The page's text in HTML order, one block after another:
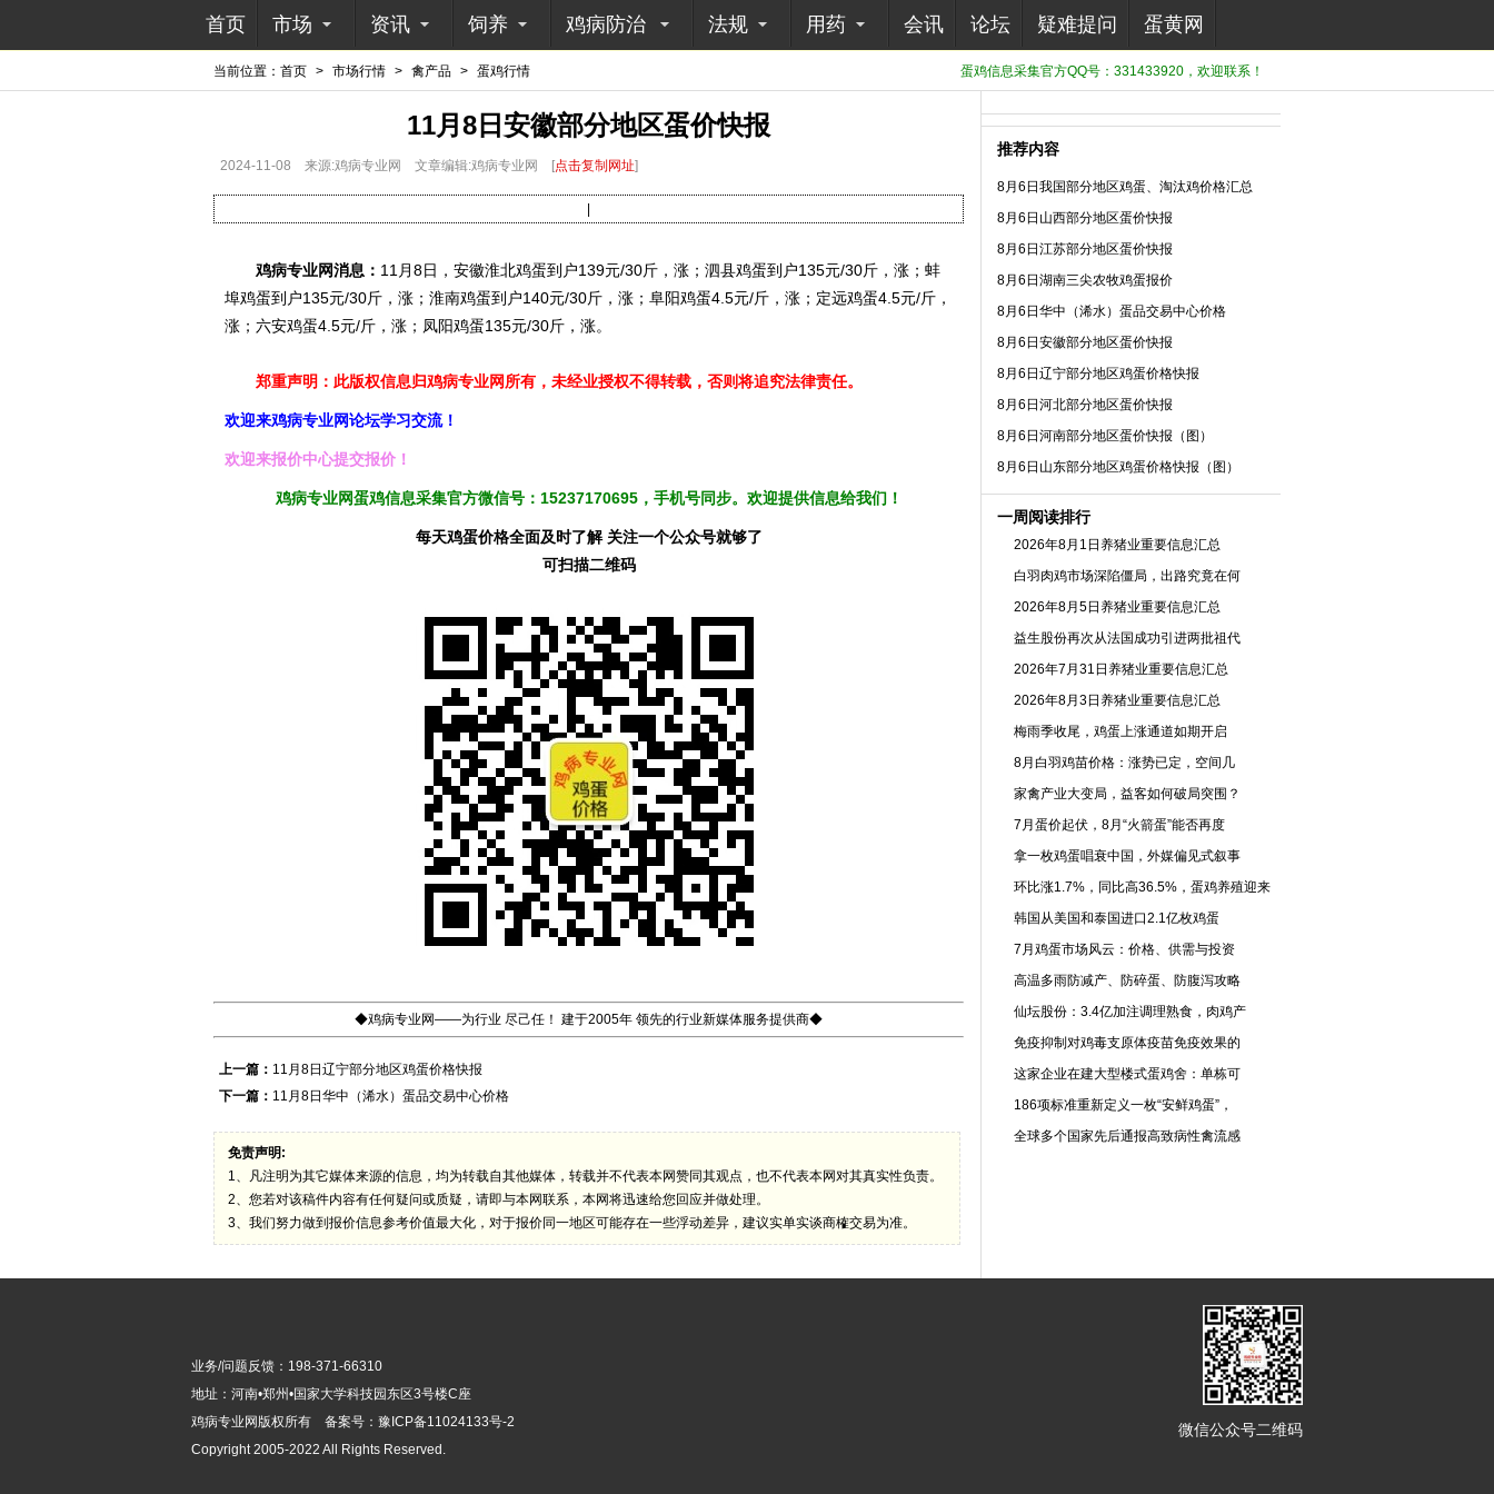
首页 市场 资讯 饲养 鸡病防治 法规 用药 会讯 论坛 疑难提问 蛋黄网
蛋鸡信息采集官方QQ号：331433920，欢迎联系！
当前位置： 首页 > 市场行情 > 禽产品 > 蛋鸡行情
11月8日安徽部分地区蛋价快报
2024-11-08 来源:鸡病专业网 文章编辑:鸡病专业网 [点击复制网址]
鸡病专业网消息： 11月8日，安徽淮北鸡蛋到户139元/30斤，涨；泗县鸡蛋到户135元/30斤，涨；蚌
埠鸡蛋到户135元/30斤，涨；淮南鸡蛋到户140元/30斤，涨；阜阳鸡蛋4.5元/斤，涨；定远鸡蛋4.5元/斤，
涨；六安鸡蛋4.5元/斤，涨；凤阳鸡蛋135元/30斤，涨。
郑重声明：此版权信息归鸡病专业网所有，未经业授权不得转载，否则将追究法律责任。
欢迎来鸡病专业网论坛学习交流！
欢迎来报价中心提交报价！
鸡病专业网蛋鸡信息采集官方微信号：15237170695，手机号同步。欢迎提供信息给我们！
每天鸡蛋价格全面及时了解 关注一个公众号就够了
可扫描二维码
◆鸡病专业网——为行业 尽己任！ 建于2005年 领先的行业新媒体服务提供商◆
上一篇： 11月8日辽宁部分地区鸡蛋价格快报
下一篇： 11月8日华中（浠水）蛋品交易中心价格
免责声明:
1、凡注明为其它媒体来源的信息，均为转载自其他媒体，转载并不代表本网赞同其观点，也不代表本网对其真实性负责。
2、您若对该稿件内容有任何疑问或质疑，请即与本网联系，本网将迅速给您回应并做处理。
3、我们努力做到报价信息参考价值最大化，对于报价同一地区可能存在一些浮动差异，建议实单实谈商榷交易为准。
推荐内容
8月6日我国部分地区鸡蛋、淘汰鸡价格汇总
8月6日山西部分地区蛋价快报
8月6日江苏部分地区蛋价快报
8月6日湖南三尖农牧鸡蛋报价
8月6日华中（浠水）蛋品交易中心价格
8月6日安徽部分地区蛋价快报
8月6日辽宁部分地区鸡蛋价格快报
8月6日河北部分地区蛋价快报
8月6日河南部分地区蛋价快报（图）
8月6日山东部分地区鸡蛋价格快报（图）
一周阅读排行
2026年8月1日养猪业重要信息汇总
白羽肉鸡市场深陷僵局，出路究竟在何
2026年8月5日养猪业重要信息汇总
益生股份再次从法国成功引进两批祖代
2026年7月31日养猪业重要信息汇总
2026年8月3日养猪业重要信息汇总
梅雨季收尾，鸡蛋上涨通道如期开启
8月白羽鸡苗价格：涨势已定，空间几
家禽产业大变局，益客如何破局突围？
7月蛋价起伏，8月“火箭蛋”能否再度
拿一枚鸡蛋唱衰中国，外媒偏见式叙事
环比涨1.7%，同比高36.5%，蛋鸡养殖迎来
韩国从美国和泰国进口2.1亿枚鸡蛋
7月鸡蛋市场风云：价格、供需与投资
高温多雨防减产、防碎蛋、防腹泻攻略
仙坛股份：3.4亿加注调理熟食，肉鸡产
免疫抑制对鸡毒支原体疫苗免疫效果的
这家企业在建大型楼式蛋鸡舍：单栋可
186项标准重新定义一枚“安鲜鸡蛋”，
全球多个国家先后通报高致病性禽流感
微信公众号二维码
业务/问题反馈：198-371-66310
地址：河南•郑州•国家大学科技园东区3号楼C座
鸡病专业网版权所有 备案号： 豫ICP备11024133号-2
Copyright 2005-2022 All Rights Reserved.